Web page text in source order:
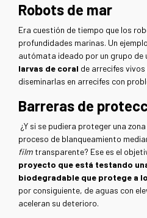
Robots de mar
Era cuestión de tiempo que los
profundidades marinas. Un
autómata ideado por un grupo de
larvas de coral de arrecifes
diseminarlas en arrecifes con
Barreras de
¿Y si se pudiera proteger una
proceso de blanqueamiento
film transparente? Ese es el
proyecto que está testando
biodegradable que protege a
por consiguiente, de aguas con
aceleran su deterioro.